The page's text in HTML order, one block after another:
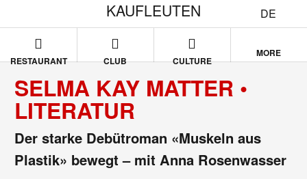
DE
KAUFLEUTEN
RESTAURANT CLUB CULTURE
MORE
SELMA KAY MATTER •
LITERATUR
Der starke Debütroman «Muskeln aus
Plastik» bewegt – mit Anna Rosenwasser